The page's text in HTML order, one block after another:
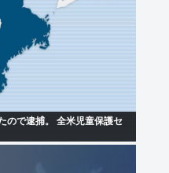
ので逮捕。 全米児童保護セ